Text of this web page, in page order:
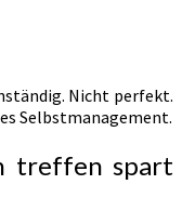
Nicht perfekt.
Selbstmanagement.
treffen spart